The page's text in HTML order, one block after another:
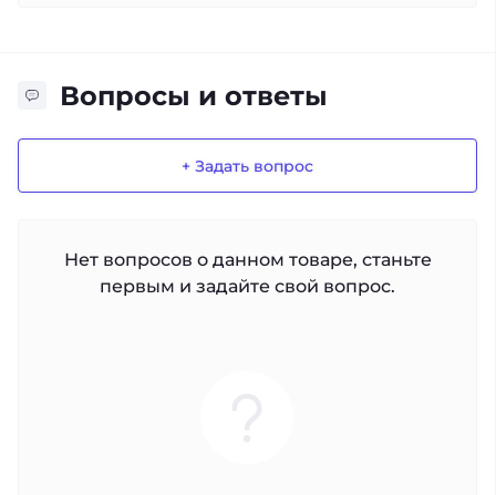
Вопросы и ответы
+ Задать вопрос
Нет вопросов о данном товаре, станьте
первым и задайте свой вопрос.